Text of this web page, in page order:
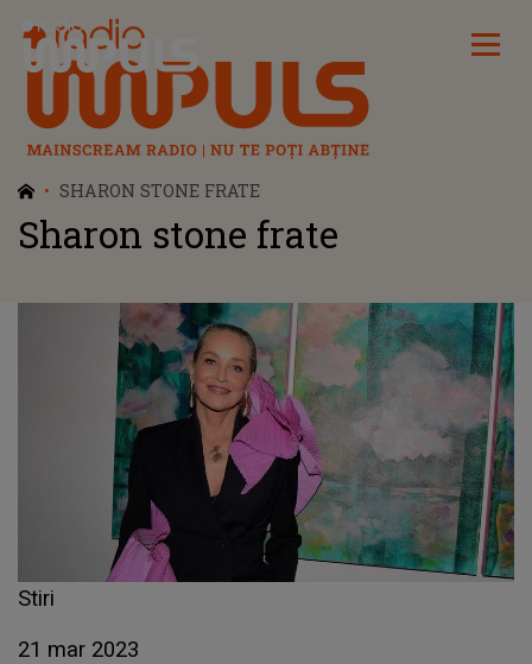
Radio Impuls
SHARON STONE FRATE
Sharon stone frate
Stiri
21 mar 2023